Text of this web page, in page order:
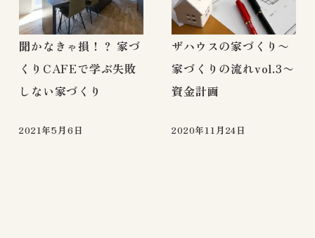
聞かなきゃ損！？ 家づ
くりCAFEで学ぶ失敗
しない家づくり
2021年5月6日
ザハウスの家づくり〜
家づくりの流れvol.3〜
資金計画
2020年11月24日